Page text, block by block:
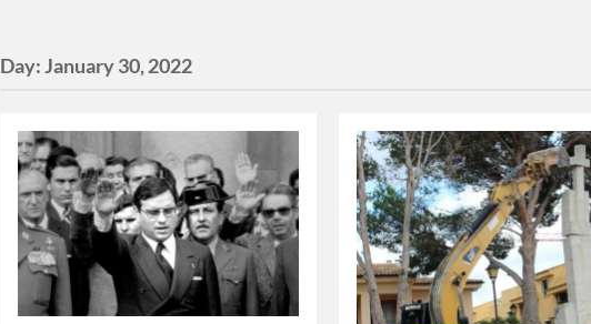
Day:January 30, 2022